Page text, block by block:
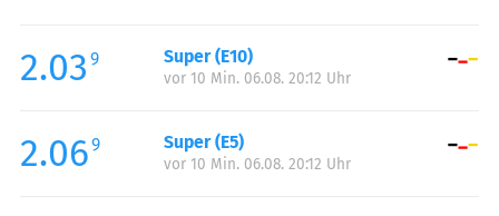
Samstag:
00:00-24:00
Sonntag:
2.03 9 Super (E10)
vor 10 Min. 06.08. 20:12 Uhr
2.069 Super (E5)
vor 10 Min. 06.08. 20:12 Uhr